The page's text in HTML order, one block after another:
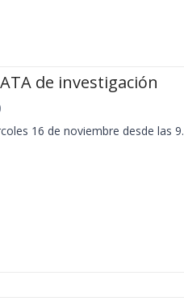
de investigación
16 de noviembre desde las 9.